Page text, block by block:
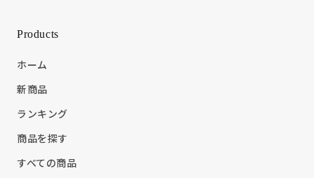
Products
ホーム
新商品
ランキング
商品を探す
すべての商品